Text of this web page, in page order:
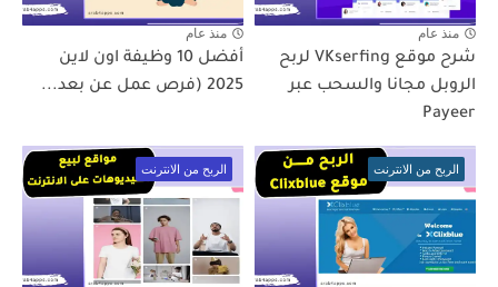
منذ عام
شرح موقع VKserfing لربح
الروبل مجانا والسحب عبر
Payeer
منذ عام
أفضل 10 وظيفة اون لاين
2025 (فرص عمل عن بعد...
الربح من الانترنت الربح من الانترنت